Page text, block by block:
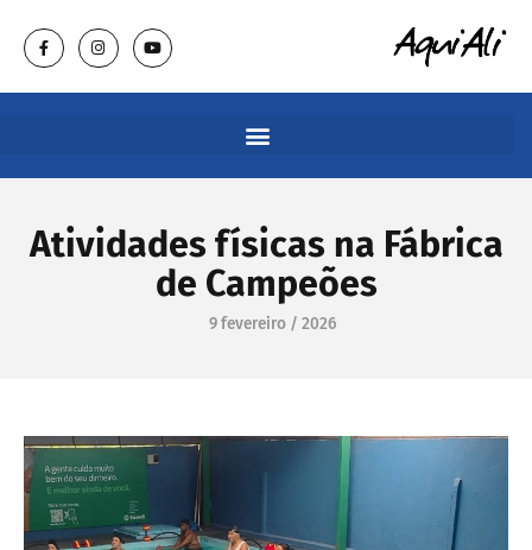
Atividades físicas na Fábrica
de Campeões
9 fevereiro / 2026